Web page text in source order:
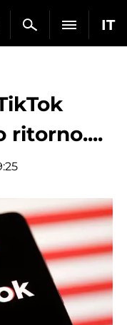
IT
ritorno....